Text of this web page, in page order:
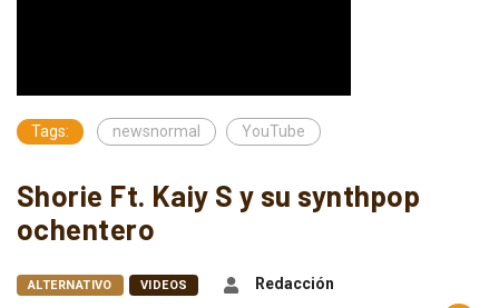
Tags: newsnormal YouTube
Shorie Ft. Kaiy S y su synthpop
ochentero
ALTERNATIVO VIDEOS
Redacción